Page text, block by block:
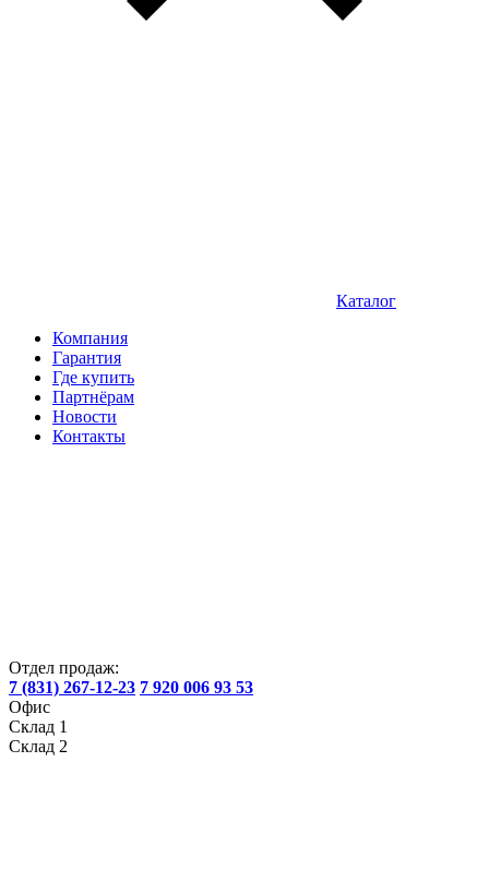
Каталог
Компания
Гарантия
Где купить
Партнёрам
Новости
Контакты
Отдел продаж:
7 (831) 267-12-23 7 920 006 93 53
Офис
Склад 1
Склад 2